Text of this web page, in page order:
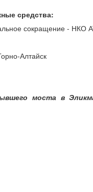
средства:
сокращение - НКО
Алтайск
моста в